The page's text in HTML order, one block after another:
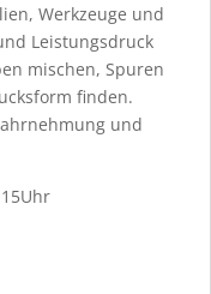
Werkzeuge und
Leistungsdruck
mischen, Spuren
finden.
und